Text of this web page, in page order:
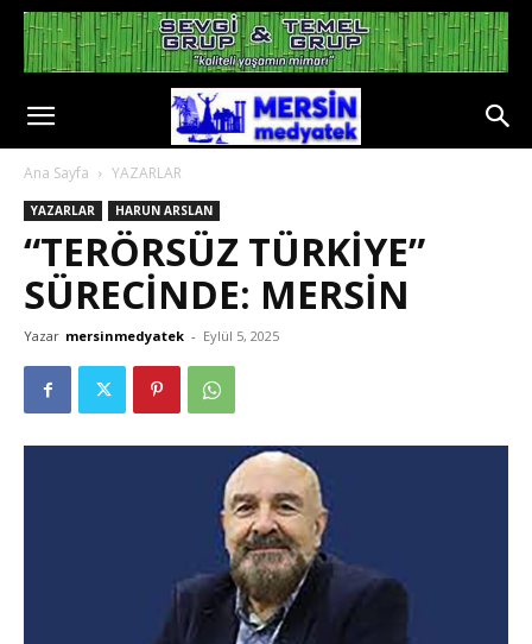
Ana Sayfa YAZARLAR
YAZARLAR HARUN ARSLAN
“TERÖRSÜZ TÜRKİYE”
SÜRECINDE: MERSİN
Yazar mersinmedyatek - Eylül 5, 2025